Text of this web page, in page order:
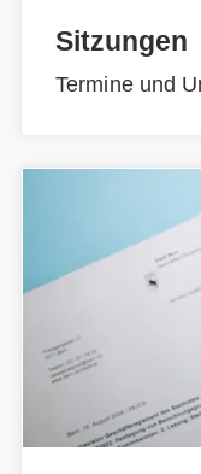
Sitzungen
Termine und